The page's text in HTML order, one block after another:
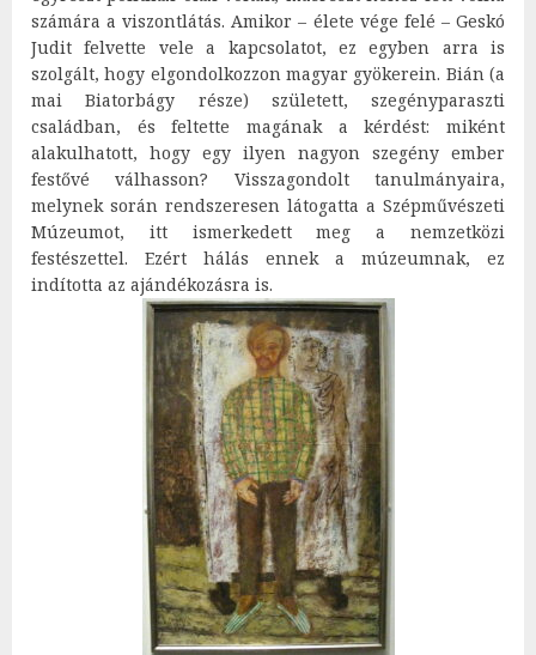
számára a viszontlátás. Amikor – élete vége felé – Geskó
Judit felvette vele a kapcsolatot, ez egyben arra is
szolgált, hogy elgondolkozzon magyar gyökerein. Bián (a
mai Biatorbágy része) született, szegényparaszti
családban, és feltette magának a kérdést: miként
alakulhatott, hogy egy ilyen nagyon szegény ember
festővé válhasson? Visszagondolt tanulmányaira,
melynek során rendszeresen látogatta a Szépművészeti
Múzeumot, itt ismerkedett meg a nemzetközi
festészettel. Ezért hálás ennek a múzeumnak, ez
indította az ajándékozásra is.